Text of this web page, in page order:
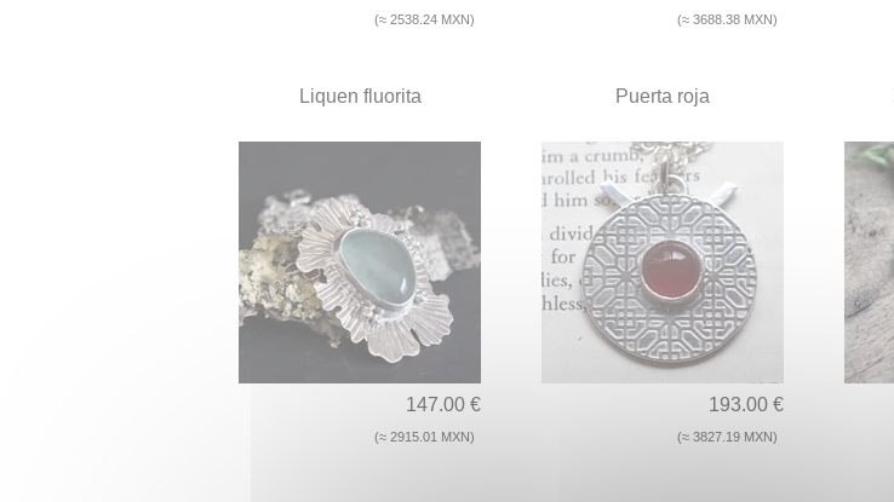
(≈ 2538.24 MXN) (≈ 3688.38 MXN)
Liquen fluorita
147.00 €
(≈ 2915.01 MXN)
Puerta roja
193.00 €
(≈ 3827.19 MXN)